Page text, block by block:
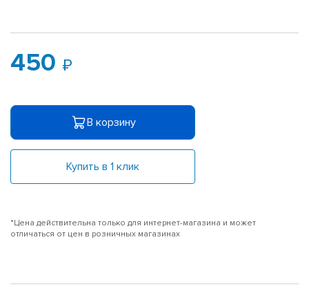
450
В корзину
Купить в 1 клик
*Цена действительна только для интернет-магазина и может
отличаться от цен в розничных магазинах